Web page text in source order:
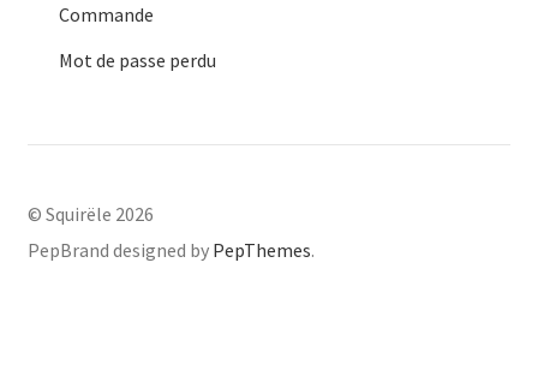
Commande
Mot de passe perdu
© Squirële 2026
PepBrand designed by PepThemes.